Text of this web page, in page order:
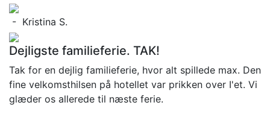
- Kristina S.
Dejligste familieferie. TAK!
Tak for en dejlig familieferie, hvor alt spillede max. Den
fine velkomsthilsen på hotellet var prikken over I'et. Vi
glæder os allerede til næste ferie.